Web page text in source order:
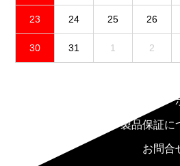
23 24 25 26
30 31 1 2
プライバシー
製品保証に
お問合